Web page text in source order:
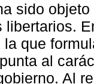
sido
libertarios.
que
al
Al